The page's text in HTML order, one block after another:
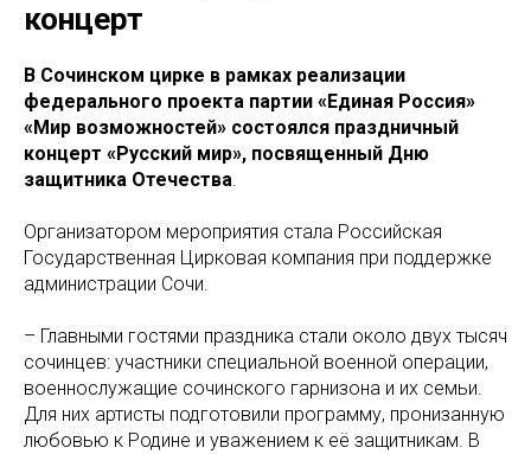
концерт
В Сочинском цирке в рамках реализации
федерального проекта партии «Единая Россия»
«Мир возможностей» состоялся праздничный
концерт «Русский мир», посвященный Дню
защитника Отечества.
Организатором мероприятия стала Российская
Государственная Цирковая компания при поддержке
администрации Сочи.
– Главными гостями праздника стали около двух тысяч
сочинцев: участники специальной военной операции,
военнослужащие сочинского гарнизона и их семьи.
Для них артисты подготовили программу, пронизанную
любовью к Родине и уважением к её защитникам. В